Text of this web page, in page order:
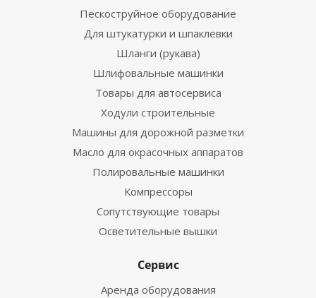
Пескоструйное оборудование
Для штукатурки и шпаклевки
Шланги (рукава)
Шлифовальные машинки
Товары для автосервиса
Ходули строительные
Машины для дорожной разметки
Масло для окрасочных аппаратов
Полировальные машинки
Компрессоры
Сопутствующие товары
Осветительные вышки
Сервис
Аренда оборудования